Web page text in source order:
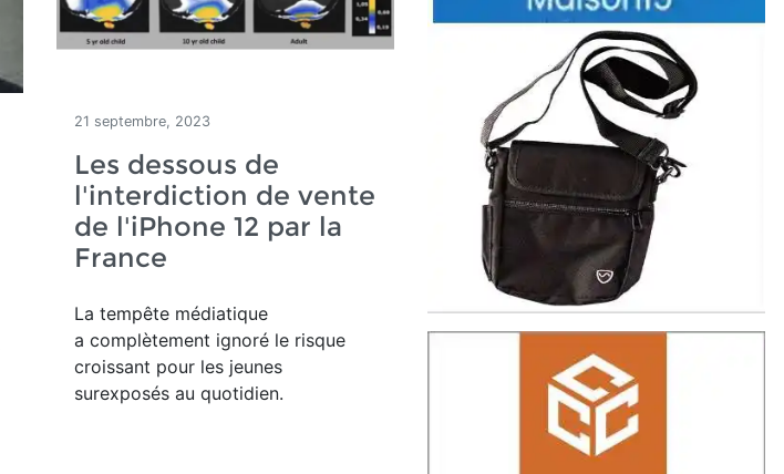
21 septembre, 2023
Les dessous de
l'interdiction de vente
de l'iPhone 12 par la
France
La tempête médiatique
a complètement ignoré le risque
croissant pour les jeunes
surexposés au quotidien.